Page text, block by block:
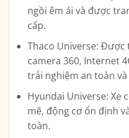
ngồi êm ái và được
cấp.
Thaco Universe:
camera 360, Internet
trải nghiệm an toàn
Hyundai Universe: Xe
mẽ, động cơ ổn định
toàn.